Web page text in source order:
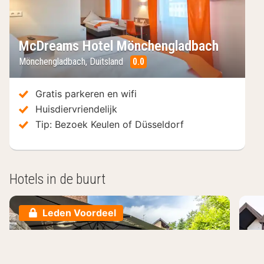
McDreams Hotel Mönchengladbach
Mönchengladbach,Duitsland 0.0
/10
Gratis parkeren en wifi
Huisdiervriendelijk
Tip: Bezoek Keulen of Düsseldorf
Hotels in de buurt
Leden Voordeel